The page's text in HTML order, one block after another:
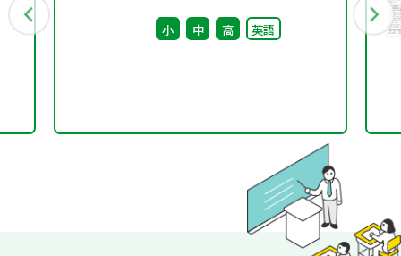
回） 配付資料
小 中 高 英語